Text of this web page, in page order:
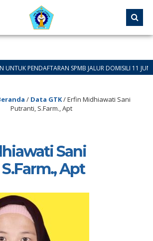
PENDAFTARAN SPMB JALUR DOMISILI 11 JUNI 2026
/ Data GTK/Erfin Midhiawati Sani
Putranti, S.Farm., Apt
Sani
Apt